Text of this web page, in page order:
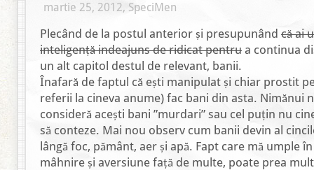
martie 25, 2012, SpeciMen
Plecând de la postul anterior și presupunând că ai
inteligență indeajuns de ridicat pentru a continua
un alt capitol destul de relevant, banii.
Înafară de faptul că ești manipulat și chiar prostit
referii la cineva anume) fac bani din asta. Nimănui
consideră acești bani ”murdari” sau cel puțin nu
să conteze. Mai nou observ cum banii devin al
lângă foc, pământ, aer și apă. Fapt care mă umple
mâhnire și aversiune față de multe, poate prea